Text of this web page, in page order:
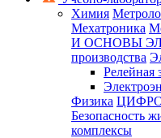
Химия
Мехатроника
И ОСНОВЫ
производства
Релейная
Физика
Безопасность
комплексы